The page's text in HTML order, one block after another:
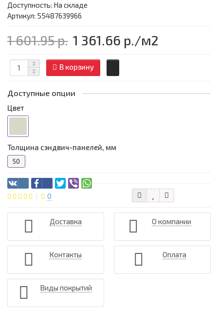
Доступность: На складе
Артикул: 55487639966
1 601.95 р. 1 361.66 р./м2
В корзину
Доступные опции
Цвет
Толщина сэндвич-панелей, мм
50
0
Доставка О компании
Контакты Оплата
Виды покрытий